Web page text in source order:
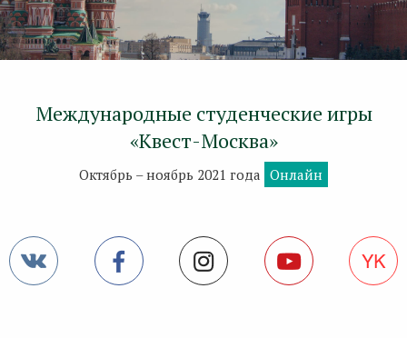
Международные студенческие игры
«Квест-Москва»
Октябрь – ноябрь 2021 года Онлайн